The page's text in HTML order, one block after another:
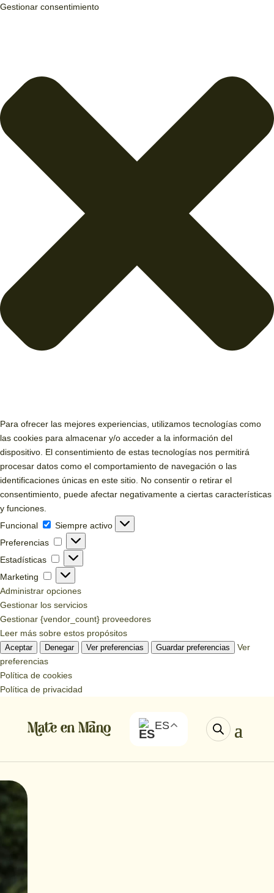
Gestionar consentimiento
Para ofrecer las mejores experiencias, utilizamos tecnologías como
las cookies para almacenar y/o acceder a la información del
dispositivo. El consentimiento de estas tecnologías nos permitirá
procesar datos como el comportamiento de navegación o las
identificaciones únicas en este sitio. No consentir o retirar el
consentimiento, puede afectar negativamente a ciertas características
y funciones.
Funcional
Funcional
Siempre activo
Preferencias
Preferencias
Estadísticas Estadísticas
Marketing
Marketing
Administrar opciones
Gestionar los servicios
Gestionar {vendor_count} proveedores
Leer más sobre estos propósitos
Aceptar Denegar Ver preferencias Guardar preferencias
Ver
preferencias
Política de cookies
Política de privacidad
ES